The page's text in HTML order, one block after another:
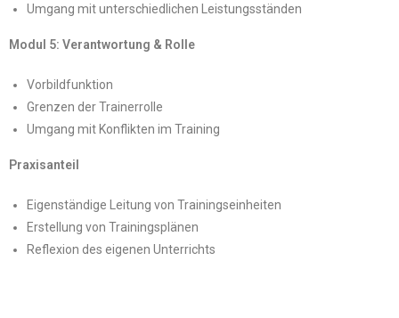
Umgang mit unterschiedlichen Leistungsständen
Modul 5: Verantwortung & Rolle
Vorbildfunktion
Grenzen der Trainerrolle
Umgang mit Konflikten im Training
Praxisanteil
Eigenständige Leitung von Trainingseinheiten
Erstellung von Trainingsplänen
Reflexion des eigenen Unterrichts